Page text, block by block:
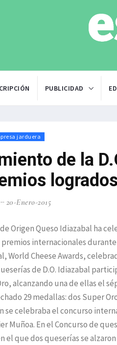
PUBLICIDAD
jarduera
de la
20-Enero-2015
Origen Queso Idiazabal ha
internacionales
World Cheese Awards,
de D.O. Idiazabal
alcanzando una de ellas el
29 medallas: dos Super
se celebraba el concurso
Muñoa. En el Concurso de
el que dos queserías se